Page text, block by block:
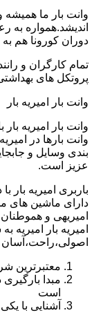
وانت بار ما
اندیشد.همواره به
دوران کورونا هم
تمام کارگران و
پروتکل های
وانت بار امیریه بار
وانت بار امیریه
وانت بارها در
بندی وسایل و
عزیز است.
باربری امیریه بار
دارای ماشین
امیریهی و هموطنان
امیریه بار
اصولی،راحت،آسان
معتبرترین
مبدا بارگیری
است
آشنایی با